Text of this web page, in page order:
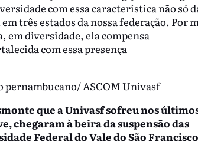
com essa característica não só
três estados da nossa federação. Por
em diversidade, ela compensa
com essa presença
ASCOM Univasf
que a Univasf sofreu nos
chegaram à beira da suspensão das
Federal do Vale do São Francisco